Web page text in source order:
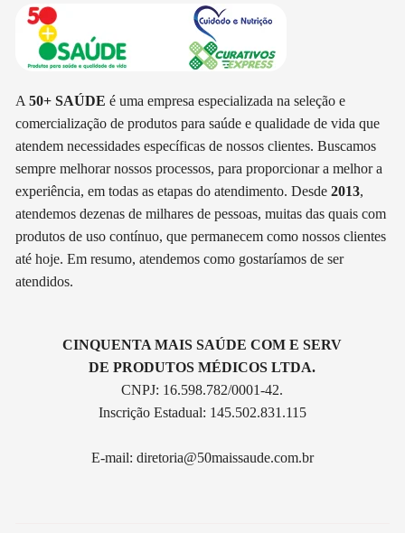
A50+ SAÚDE é uma empresa especializada na seleção e
comercialização de produtos para saúde e qualidade de vida que
atendem necessidades específicas de nossos clientes. Buscamos
sempre melhorar nossos processos, para proporcionar a melhor a
experiência, em todas as etapas do atendimento. Desde2013,
atendemos dezenas de milhares de pessoas, muitas das quais com
produtos de uso contínuo, que permanecem como nossos clientes
até hoje. Em resumo, atendemos como gostaríamos de ser
atendidos.
CINQUENTA MAIS SAÚDE COM E SERV
DE PRODUTOS MÉDICOS LTDA.
CNPJ: 16.598.782/0001-42.
Inscrição Estadual: 145.502.831.115
E-mail: diretoria@50maissaude.com.br